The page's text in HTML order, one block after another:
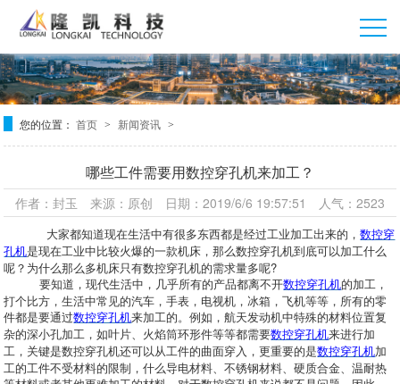
您的位置：首页 > 新闻资讯 >
哪些工件需要用数控穿孔机来加工？
作者：封玉 来源：原创 日期：2019/6/6 19:57:51 人气：2523
大家都知道现在生活中有很多东西都是经过工业加工出来的，数控穿
孔机是现在工业中比较火爆的一款机床，那么数控穿孔机到底可以加工什么
呢？为什么那么多机床只有数控穿孔机的需求量多呢?
要知道，现代生活中，几乎所有的产品都离不开数控穿孔机的加工，
打个比方，生活中常见的汽车，手表，电视机，冰箱，飞机等等，所有的零
件都是要通过数控穿孔机来加工的。例如，航天发动机中特殊的材料位置复
杂的深小孔加工，如叶片、火焰筒环形件等等都需要数控穿孔机来进行加
工，关键是数控穿孔机还可以从工件的曲面穿入，更重要的是数控穿孔机加
工的工件不受材料的限制，什么导电材料、不锈钢材料、硬质合金、温耐热